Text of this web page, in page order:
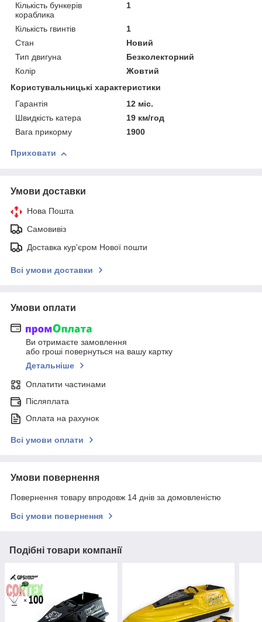
Кількість бункерів
кораблика
1
Кількість гвинтів
1
Стан
Новий
Тип двигуна
Безколекторний
Колір
Жовтий
Користувальницькі характеристики
Гарантія
12 міс.
Швидкість катера
19 км/год
Вага прикорму
1900
Приховати
Умови доставки
Нова Пошта
Самовивіз
Доставка кур'єром Нової пошти
Всі умови доставки
Умови оплати
Ви отримаєте замовлення
або гроші повернуться на вашу картку
Детальніше
Оплатити частинами
Післяплата
Оплата на рахунок
Всі умови оплати
Умови повернення
Повернення товару впродовж 14 днів за домовленістю
Всі умови повернення
Подібні товари компанії